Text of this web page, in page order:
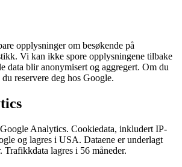
opplysninger om besøkende på
Vi kan ikke spore opplysningene tilbake
data blir anonymisert og aggregert. Om du
reservere deg hos Google.
Analytics. Cookiedata, inkludert IP-
og lagres i USA. Dataene er underlagt
Trafikkdata lagres i 56 måneder.